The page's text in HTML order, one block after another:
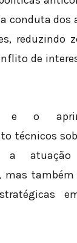
conduta dos
reduzindo
de
e o
técnicos
a
mas